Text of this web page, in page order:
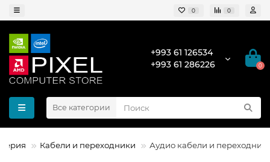
0 0
+993 61 126534
+993 61 286226
0
Все категории
Кабели и переходники Аудио кабели и